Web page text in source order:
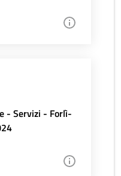
- Servizi - Forlì-